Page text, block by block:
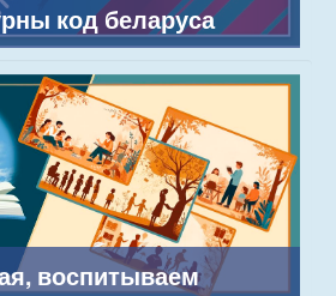
код беларуса
воспитываем